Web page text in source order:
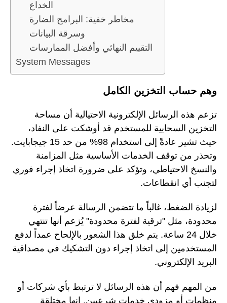
الخداع
مخاطر خفية: البرامج الضارة
وسرقة البيانات
التقييم النهائي وأفضل الممارسات
System Messages
وهم حساب التخزين الكامل
تزعم هذه الرسائل الإلكترونية الاحتيالية أن مساحة
التخزين السحابية للمستخدم قد أوشكت على النفاد،
حيث تشير عادةً إلى استخدام 98% من حد 15 جيجابايت.
وتحذر من توقف الخدمات الأساسية مثل المزامنة
والنسخ الاحتياطي، وتؤكد على ضرورة اتخاذ إجراء فوري
لتجنب أي انقطاعات.
لزيادة الضغط، غالباً ما تتضمن الرسالة عرضاً لفترة
محدودة، مثل "ترقية لفترة محدودة" يُزعم أنها تنتهي
خلال 24 ساعة. يتم خلق هذا الشعور بالإلحاح عمداً لدفع
المستخدمين إلى اتخاذ إجراء دون التشكيك في مصداقية
البريد الإلكتروني.
من المهم فهم أن هذه الرسائل لا ترتبط بأي شركات أو
منظمات أو مزودي خدمات شرعيين. إنها مختلقة